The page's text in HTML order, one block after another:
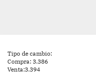
Tipo de cambio:
Compra: 3.386
Venta:3.394